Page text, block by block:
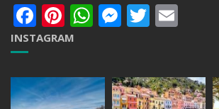
Facebook
Pinterest
WhatsApp
Messenger
Twitter
INSTAGRAM